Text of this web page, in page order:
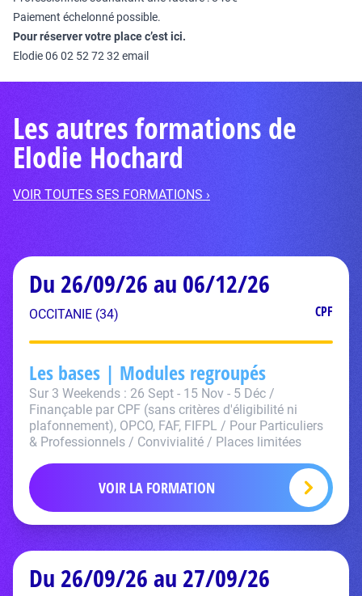
Paiement échelonné possible.
Pour réserver votre place c’est ici.
Elodie 06 02 52 72 32 email
Les autres formations de
Elodie Hochard
VOIR TOUTES SES FORMATIONS ›
Du 26/09/26 au 06/12/26
OCCITANIE (34) CPF
Les bases | Modules regroupés
Sur 3 Weekends : 26 Sept - 15 Nov - 5 Déc /
Finançable par CPF (sans critères d'éligibilité ni
plafonnement), OPCO, FAF, FIFPL / Pour Particuliers
& Professionnels / Convivialité / Places limitées
VOIR LA FORMATION
Du 26/09/26 au 27/09/26